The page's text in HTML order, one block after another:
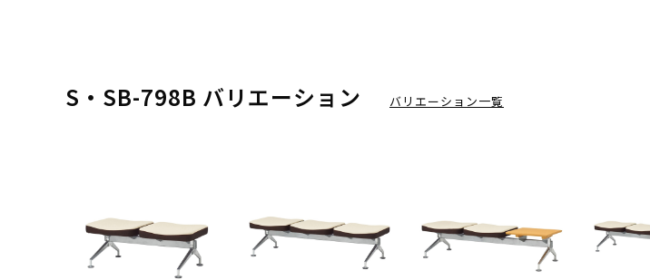
S・SB-798B バリエーション バリエーション一覧